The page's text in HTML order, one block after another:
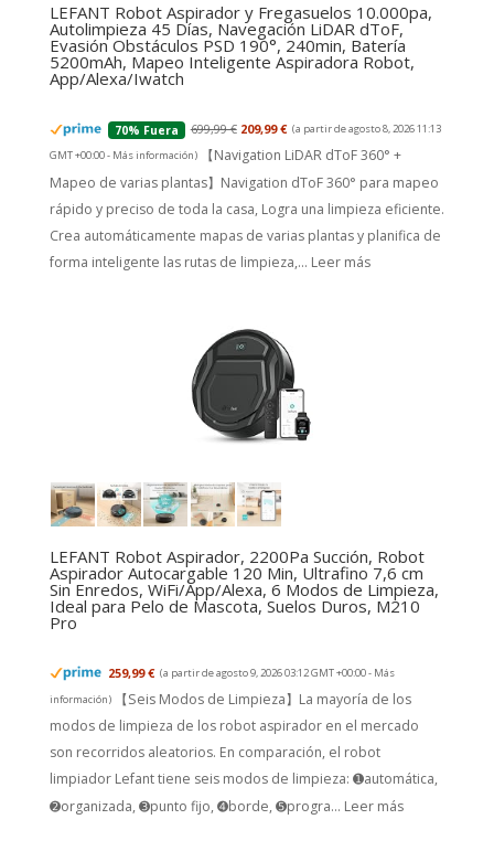
LEFANT Robot Aspirador y Fregasuelos 10.000pa,
Autolimpieza 45 Días, Navegación LiDAR dToF,
Evasión Obstáculos PSD 190°, 240min, Batería
5200mAh, Mapeo Inteligente Aspiradora Robot,
App/Alexa/Iwatch
70% Fuera 699,99 € 209,99 € (a partir de agosto 8, 2026 11:13
GMT +00:00 - Más información)
【Navigation LiDAR dToF 360° +
Mapeo de varias plantas】Navigation dToF 360° para mapeo
rápido y preciso de toda la casa, Logra una limpieza eficiente.
Crea automáticamente mapas de varias plantas y planifica de
forma inteligente las rutas de limpieza,... Leer más
LEFANT Robot Aspirador, 2200Pa Succión, Robot
Aspirador Autocargable 120 Min, Ultrafino 7,6 cm
Sin Enredos, WiFi/App/Alexa, 6 Modos de Limpieza,
Ideal para Pelo de Mascota, Suelos Duros, M210
Pro
259,99 € (a partir de agosto 9, 2026 03:12 GMT +00:00 - Más
información)
【Seis Modos de Limpieza】La mayoría de los
modos de limpieza de los robot aspirador en el mercado
son recorridos aleatorios. En comparación, el robot
limpiador Lefant tiene seis modos de limpieza: ➊automática,
➋organizada, ➌punto fijo, ➍borde, ➎progra... Leer más